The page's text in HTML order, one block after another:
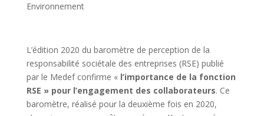
Environnement
L’édition 2020 du baromètre de perception de la
responsabilité sociétale des entreprises (RSE) publié
par le Medef confirme « l’importance de la fonction
RSE » pour l’engagement des collaborateurs. Ce
baromètre, réalisé pour la deuxième fois en 2020,